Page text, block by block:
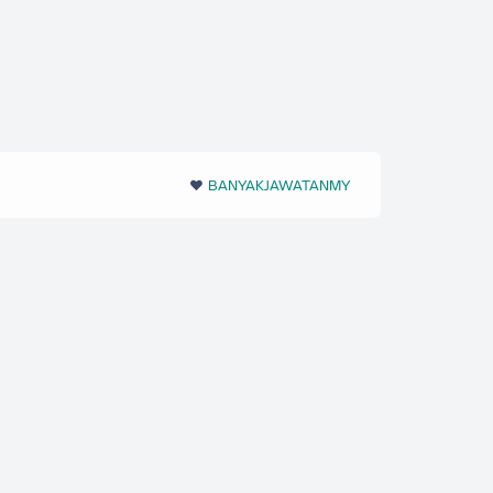
❤️‬ BANYAKJAWATANMY‪